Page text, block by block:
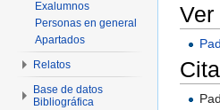
Ver
Exalumnos
Personas en general
Apartados
Relatos
Base de datos
Bibliográfica